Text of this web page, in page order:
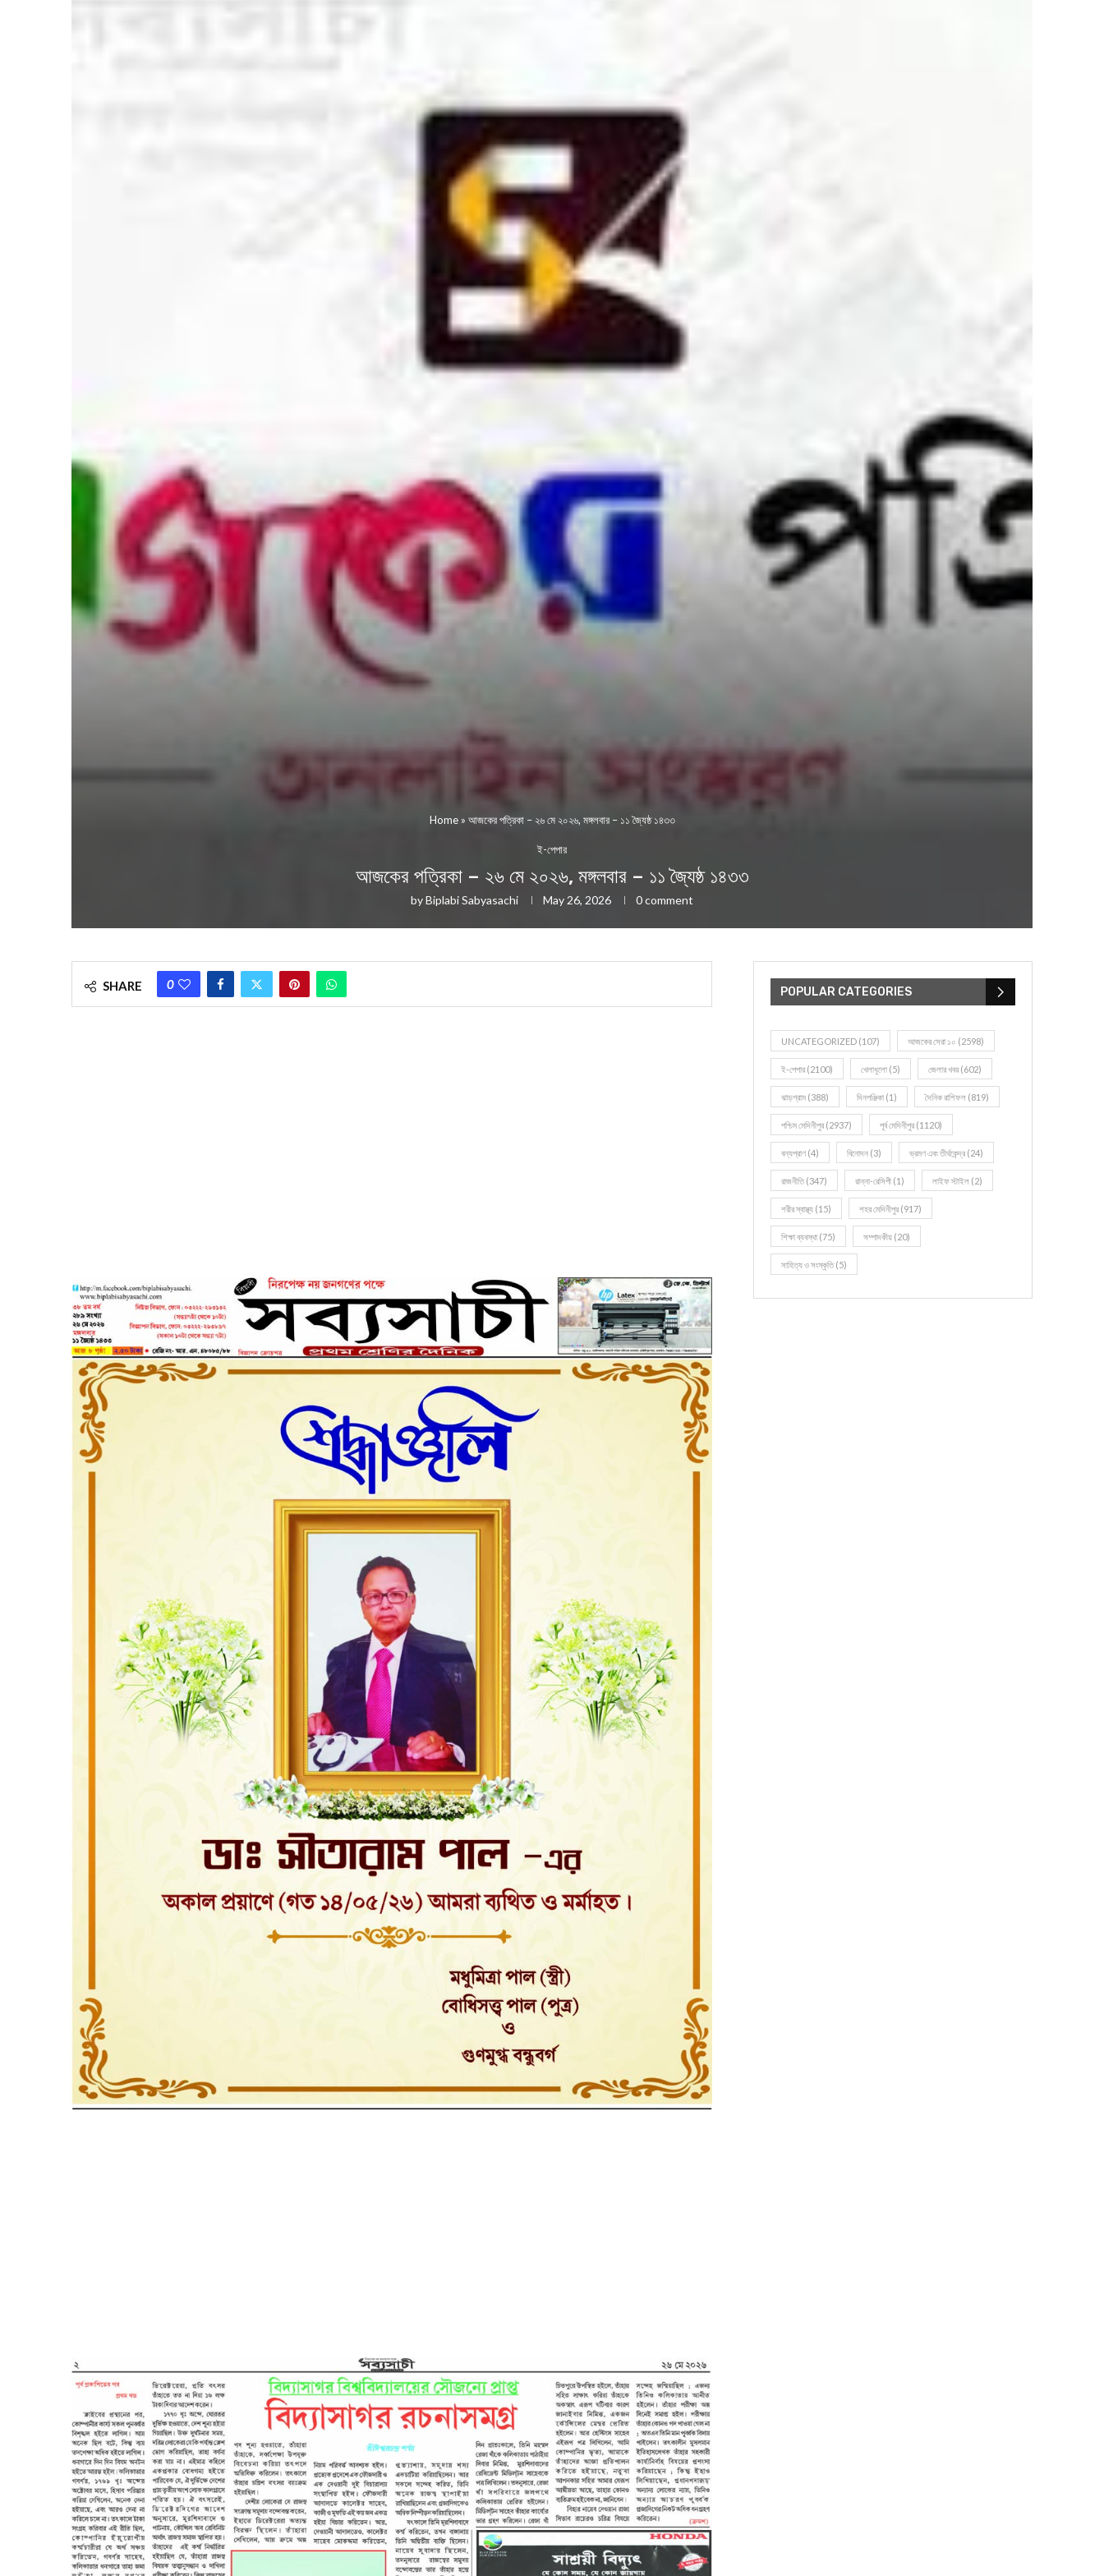
Home» আজকের পত্রিকা – ২৬ মে ২০২৬, মঙ্গলবার – ১১ জ্যৈষ্ঠ ১৪৩৩
ই-পেপার
আজকের পত্রিকা – ২৬ মে ২০২৬, মঙ্গলবার – ১১ জ্যৈষ্ঠ ১৪৩৩
byBiplabi Sabyasachi May 26, 2026 0 comment
SHARE 0
POPULAR CATEGORIES
UNCATEGORIZED (107) আজকের সেরা ১০ (2598)
ই-পেপার (2100) খেলাধূলো (5) জেলার খবর (602)
ঝাড়গ্রাম (388) দিনপঞ্জিকা (1) দৈনিক রাশিফল (819)
পশ্চিম মেদিনীপুর (2937) পূর্ব মেদিনীপুর (1120)
বন্যপ্রাণ (4) বিনোদন (3) ভ্রমণ এবং তীর্থকেন্দ্র (24)
রাজনীতি(347) রান্না-রেসিপী (1) লাইফ স্টাইল (2)
শরীর স্বাস্থ্য (15) শহর মেদিনীপুর (917)
শিক্ষা ব্যবস্থা (75) সম্পাদকীয় (20)
সাহিত্য ও সংস্কৃতি(5)